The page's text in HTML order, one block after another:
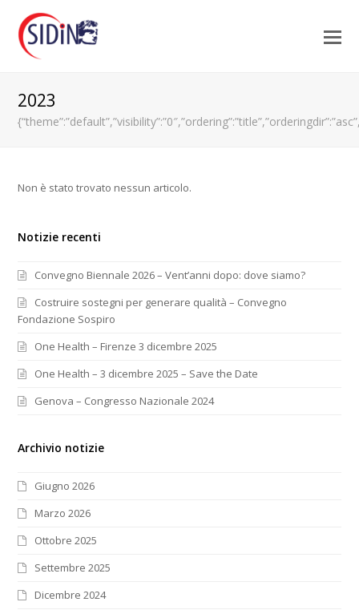
2023
Non è stato trovato nessun articolo.
Notizie recenti
Convegno Biennale 2026 – Vent’anni dopo: dove siamo?
Costruire sostegni per generare qualità – Convegno
Fondazione Sospiro
One Health – Firenze 3 dicembre 2025
One Health – 3 dicembre 2025 – Save the Date
Genova – Congresso Nazionale 2024
Archivio notizie
Giugno 2026
Marzo 2026
Ottobre 2025
Settembre 2025
Dicembre 2024